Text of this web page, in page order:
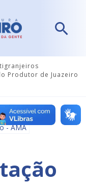
Produtor de Juazeiro
- AMA